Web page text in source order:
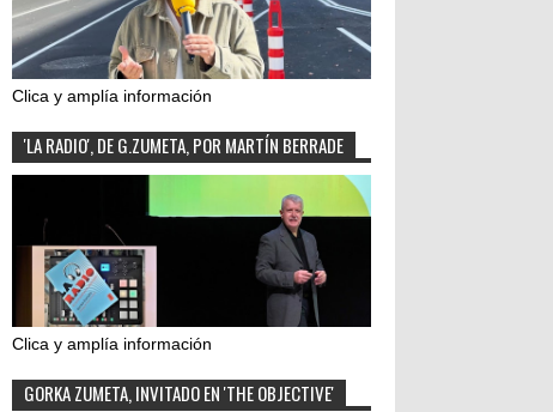
Clica y amplía información
'LA RADIO', DE G.ZUMETA, POR MARTÍN BERRADE
Clica y amplía información
GORKA ZUMETA, INVITADO EN 'THE OBJECTIVE'